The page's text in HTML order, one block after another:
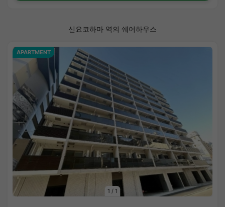
신요코하마 역의 쉐어하우스
1 / 1
APARTMENT